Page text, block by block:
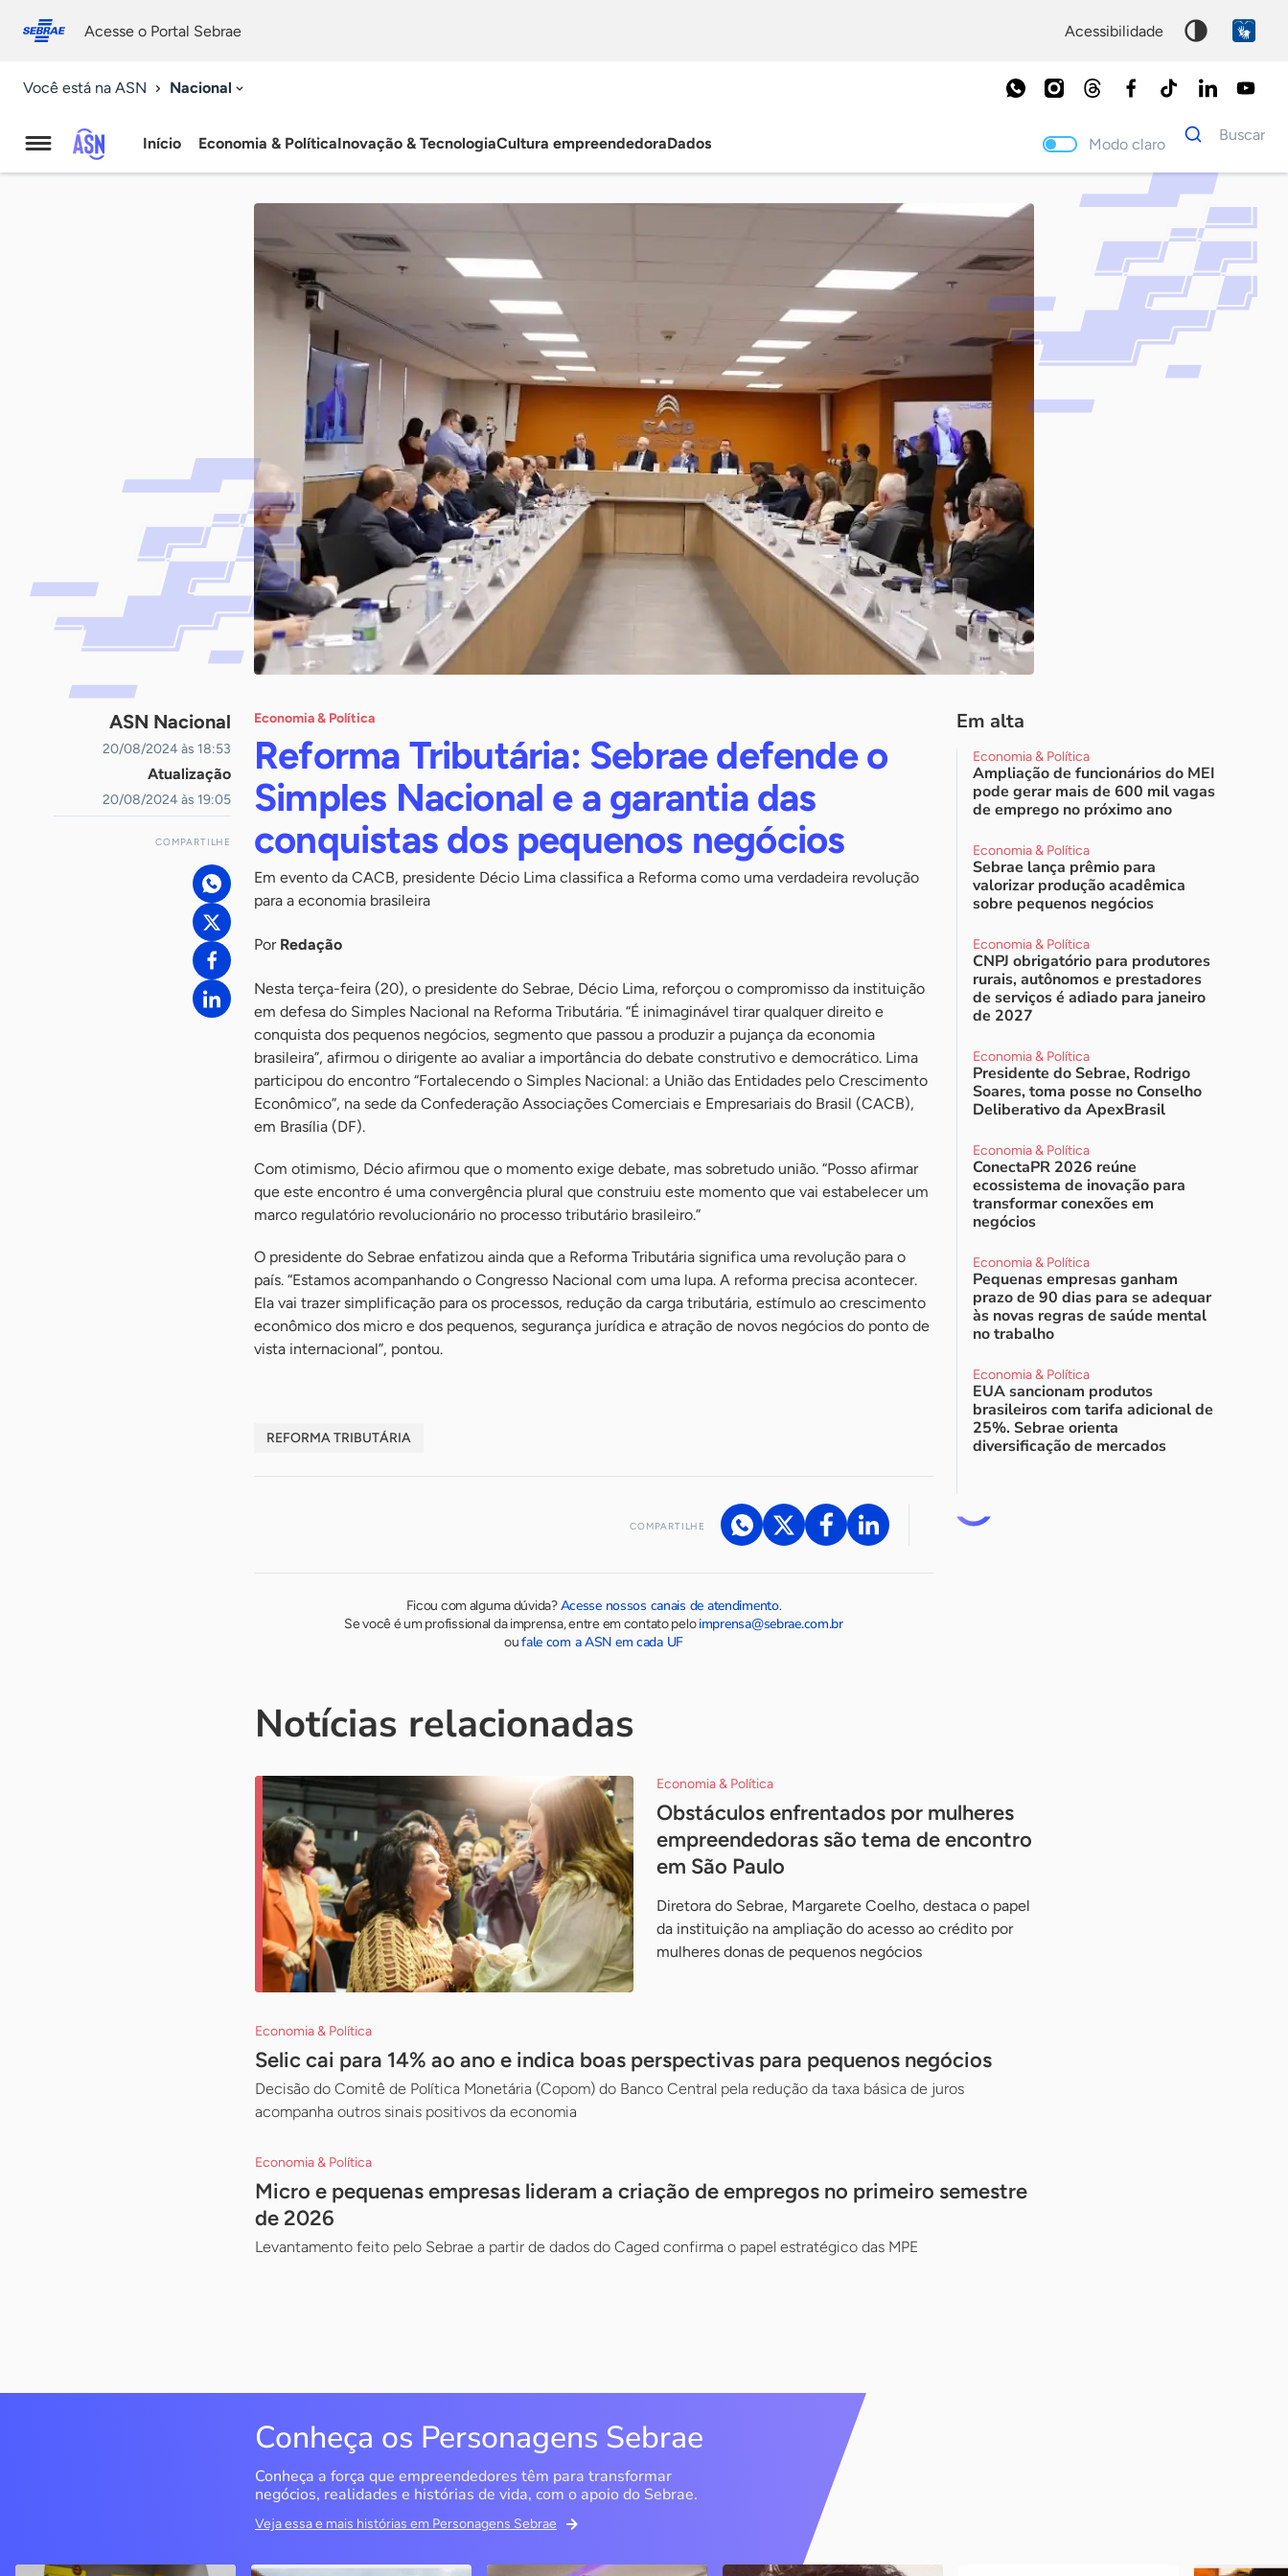
conosco
Acesse o Portal Sebrae acessibilidade
Você está na ASN Nacional
Agência
Início Economia & PolíticaInovação & TecnologiaCultura empreendedoraDados Modo claro
Dados
para
Buscar
Palavra
chave
ASN Nacional
20/08/2024 às 18:53
Atualização
20/08/2024 às 19:05
COMPARTILHE
Economia & Política
Reforma Tributária: Sebrae defende o
Simples Nacional e a garantia das
conquistas dos pequenos negócios
Em evento da CACB, presidente Décio Lima classifica a Reforma como uma verdadeira revolução
para a economia brasileira
Por Redação
Nesta terça-feira (20), o presidente do Sebrae, Décio Lima, reforçou o compromisso da instituição
em defesa do Simples Nacional na Reforma Tributária. “É inimaginável tirar qualquer direito e
conquista dos pequenos negócios, segmento que passou a produzir a pujança da economia
brasileira”, afirmou o dirigente ao avaliar a importância do debate construtivo e democrático. Lima
participou do encontro “Fortalecendo o Simples Nacional: a União das Entidades pelo Crescimento
Econômico”, na sede da Confederação Associações Comerciais e Empresariais do Brasil (CACB),
em Brasília (DF).
Com otimismo, Décio afirmou que o momento exige debate, mas sobretudo união. “Posso afirmar
que este encontro é uma convergência plural que construiu este momento que vai estabelecer um
marco regulatório revolucionário no processo tributário brasileiro.”
O presidente do Sebrae enfatizou ainda que a Reforma Tributária significa uma revolução para o
país. “Estamos acompanhando o Congresso Nacional com uma lupa. A reforma precisa acontecer.
Ela vai trazer simplificação para os processos, redução da carga tributária, estímulo ao crescimento
econômico dos micro e dos pequenos, segurança jurídica e atração de novos negócios do ponto de
vista internacional”, pontou.
REFORMA TRIBUTÁRIA
COMPARTILHE
Ficou com alguma dúvida?Acesse nossos canais de atendimento.
Se você é um profissional da imprensa, entre em contato peloimprensa@sebrae.com.br
oufale com a ASN em cada UF
Em alta
Economia & Política
Ampliação de funcionários do MEI
pode gerar mais de 600 mil vagas
de emprego no próximo ano
Economia & Política
Sebrae lança prêmio para
valorizar produção acadêmica
sobre pequenos negócios
Economia & Política
CNPJ obrigatório para produtores
rurais, autônomos e prestadores
de serviços é adiado para janeiro
de 2027
Economia & Política
Presidente do Sebrae, Rodrigo
Soares, toma posse no Conselho
Deliberativo da ApexBrasil
Economia & Política
ConectaPR 2026 reúne
ecossistema de inovação para
transformar conexões em
negócios
Economia & Política
Pequenas empresas ganham
prazo de 90 dias para se adequar
às novas regras de saúde mental
no trabalho
Economia & Política
EUA sancionam produtos
brasileiros com tarifa adicional de
25%. Sebrae orienta
diversificação de mercados
Notícias relacionadas
Economia & Política
Obstáculos enfrentados por mulheres
empreendedoras são tema de encontro
em São Paulo
Diretora do Sebrae, Margarete Coelho, destaca o papel
da instituição na ampliação do acesso ao crédito por
mulheres donas de pequenos negócios
Economia & Política
Selic cai para 14% ao ano e indica boas perspectivas para pequenos negócios
Decisão do Comitê de Política Monetária (Copom) do Banco Central pela redução da taxa básica de juros
acompanha outros sinais positivos da economia
Economia & Política
Micro e pequenas empresas lideram a criação de empregos no primeiro semestre
de 2026
Levantamento feito pelo Sebrae a partir de dados do Caged confirma o papel estratégico das MPE
Conheça os Personagens Sebrae
Conheça a força que empreendedores têm para transformar
negócios, realidades e histórias de vida, com o apoio do Sebrae.
Veja essa e mais histórias em Personagens Sebrae